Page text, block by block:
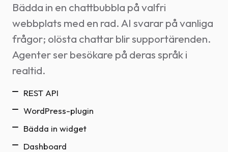
Bädda in en chattbubbla på valfri
webbplats med en rad. AI svarar på vanliga
frågor; olösta chattar blir supportärenden.
Agenter ser besökare på deras språk i
realtid.
REST API
WordPress-plugin
Bädda in widget
Dashboard